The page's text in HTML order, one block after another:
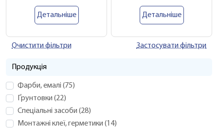
Детальніше Детальніше
Очистити фільтри Застосувати фільтри
Продукція
Фарби, емалі (75)
Ґрунтовки (22)
Спеціальні засоби (28)
Монтажні клеї, герметики (14)